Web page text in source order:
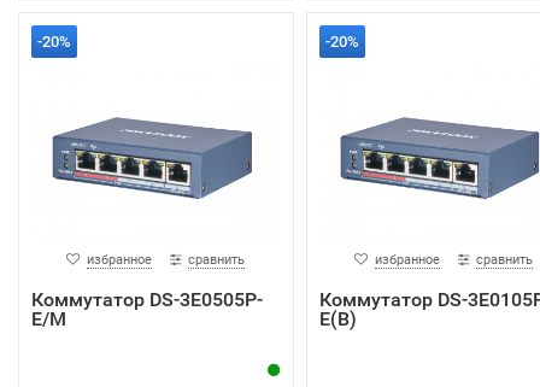
-20%
избранное сравнить
Коммутатор DS-3E0505P-
E/M
-20%
избранное сравнить
Коммутатор DS-
E(B)